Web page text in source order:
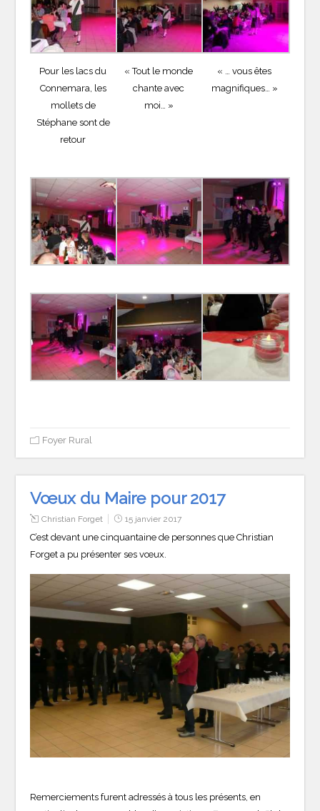
Pour les lacs du
Connemara, les
mollets de
Stéphane sont de
retour
« Tout le monde
chante avec
moi… »
« … vous êtes
magnifiques… »
Foyer Rural
Vœux du Maire pour 2017
Christian Forget 15 janvier 2017
C’est devant une cinquantaine de personnes que Christian
Forget a pu présenter ses vœux.
Remerciements furent adressés à tous les présents, en